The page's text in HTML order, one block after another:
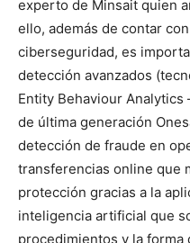
experto de Minsait quien
ello, además de contar
ciberseguridad, es
detección avanzados
Entity Behaviour
de última generación
detección de fraude en
transferencias online que
protección gracias a la
inteligencia artificial que
procedimientos y la forma